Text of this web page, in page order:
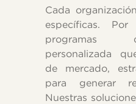
Cada
específicas. Por
programas
personalizada
de mercado,
para generar
Nuestras